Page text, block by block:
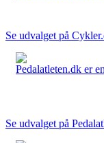
Se udvalget på
Pedalatleten.dk er
Se udvalget på